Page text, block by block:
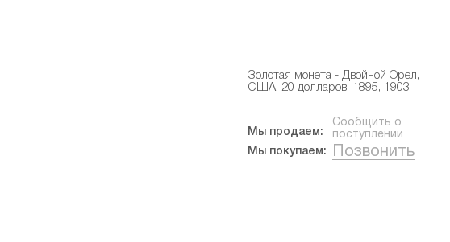
Золотая монета - Двойной Орел,
США, 20 долларов, 1895, 1903
Мы продаем:
Сообщить о
поступлении
Мы покупаем:
Позвонить